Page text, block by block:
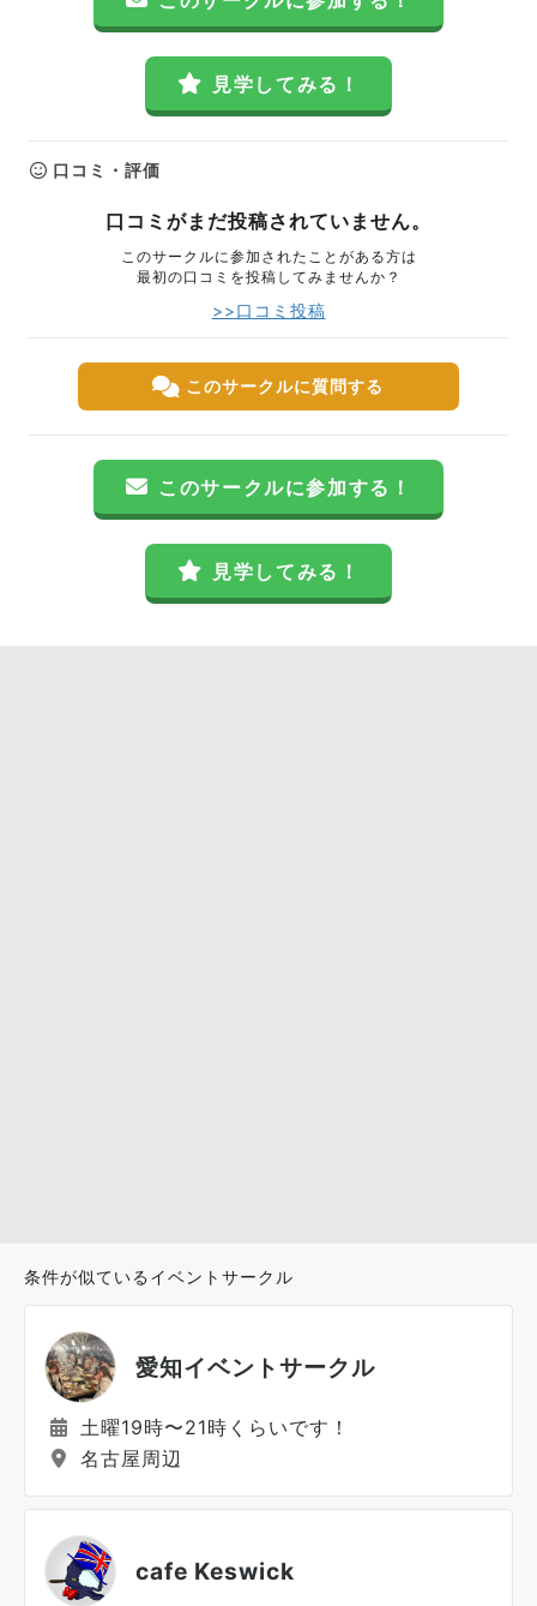
見学してみる！
口コミ・評価
口コミがまだ投稿されていません。
このサークルに参加されたことがある方は
最初の口コミを投稿してみませんか？
>>口コミ投稿
このサークルに質問する
このサークルに参加する！
見学してみる！
条件が似ているイベントサークル
愛知イベントサークル
土曜19時〜21時くらいです！
名古屋周辺
cafe Keswick